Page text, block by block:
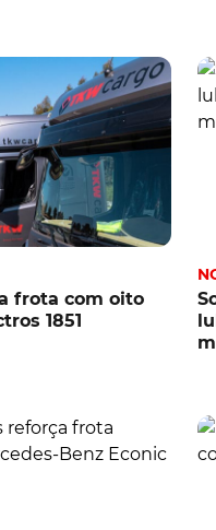
frota com oito
1851